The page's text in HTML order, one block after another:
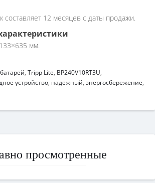
составляет 12 месяцев с даты продажи.
мм.
, Tripp Lite, BP240V10RT3U,
устройство, надежный, энергосбережение,
просмотренные